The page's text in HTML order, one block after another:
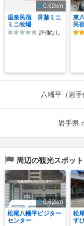
0.62km
温泉民宿 斉藤ミニ
ミニ牧場
評価なし
東
民
八幡平（岩
岩手県
周辺の観光スポット
0.62km
松尾八幡平ビジター
センター
松
す